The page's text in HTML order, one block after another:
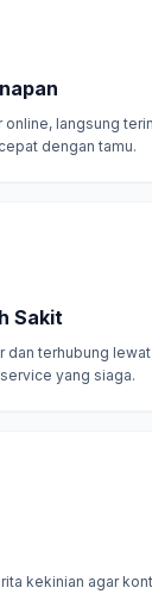
online, langsung
dengan tamu.
Sakit
dan terhubung
yang siaga.
kekinian agar